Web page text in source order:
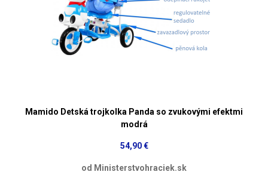
Mamido Detská trojkolka Panda so zvukovými efektmi
modrá
54,90 €
od Ministerstvohraciek.sk